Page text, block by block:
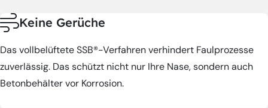
Keine Gerüche
Das vollbelüftete SSB®-Verfahren verhindert Faulprozesse
zuverlässig. Das schützt nicht nur Ihre Nase, sondern auch
Betonbehälter vor Korrosion.